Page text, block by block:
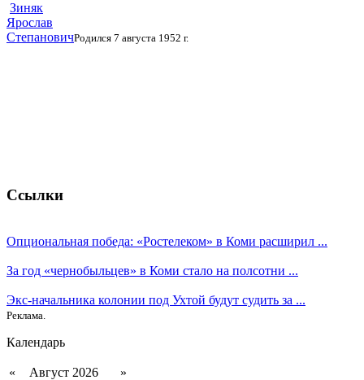
Зиняк
Ярослав
СтепановичРодился 7 августа 1952 г.
Ссылки
Опциональная победа: «Ростелеком» в Коми расширил ...
За год «чернобыльцев» в Коми стало на полсотни ...
Экс-начальника колонии под Ухтой будут судить за ...
Реклама.
Календарь
« Август 2026
»